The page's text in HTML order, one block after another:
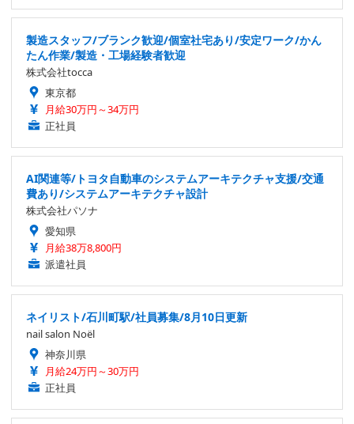
製造スタッフ/ブランク歓迎/個室社宅あり/安定ワーク/かん
たん作業/製造・工場経験者歓迎
株式会社tocca
東京都
月給30万円～34万円
正社員
AI関連等/トヨタ自動車のシステムアーキテクチャ支援/交通
費あり/システムアーキテクチャ設計
株式会社パソナ
愛知県
月給38万8,800円
派遣社員
ネイリスト/石川町駅/社員募集/8月10日更新
nail salon Noël
神奈川県
月給24万円～30万円
正社員